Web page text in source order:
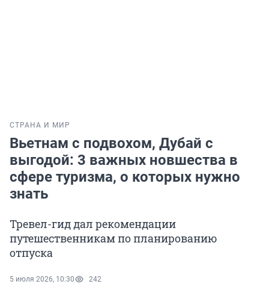
СТРАНА И МИР
Вьетнам с подвохом, Дубай с
выгодой: 3 важных новшества в
сфере туризма, о которых нужно
знать
Тревел-гид дал рекомендации
путешественникам по планированию
отпуска
5 июля 2026, 10:30 242